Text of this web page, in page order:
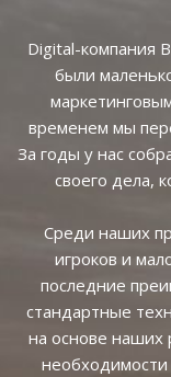
Digital-компания
были
временем мы
За годы у нас
своего дела,
Среди наших
игроков и
последние
стандартные
на основе наших